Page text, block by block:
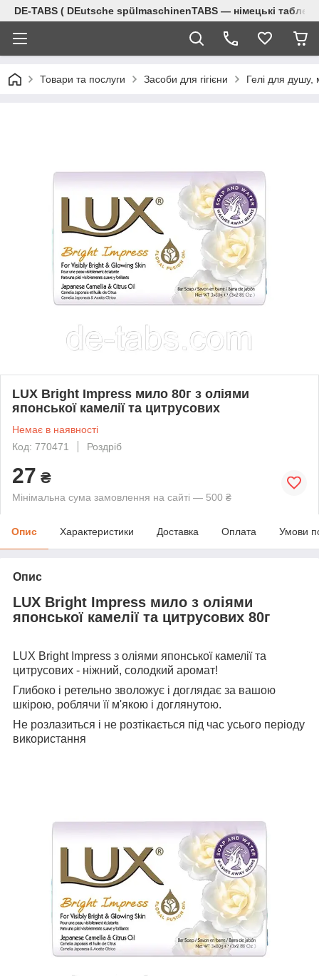
DE-TABS ( DEutsche spülmaschinenTABS ― німецькі
Товари та послуги Засоби для гігієни Гелі для душу,
LUX Bright Impress мило 80г з оліями
японської камелії та цитрусових
Немає в наявності
Код: 770471
Роздріб
27 ₴
Мінімальна сума замовлення на сайті — 500 ₴
Опис Характеристики Доставка Оплата Умови
Опис
LUX Bright Impress мило з оліями
японської камелії та цитрусових 80г
LUX Bright Impress з оліями японської камелії та
цитрусових - ніжний, солодкий аромат!
Глибоко і ретельно зволожує і доглядає за вашою
шкірою, роблячи її м'якою і доглянутою.
Не розлазиться і не розтікається під час усього періоду
використання